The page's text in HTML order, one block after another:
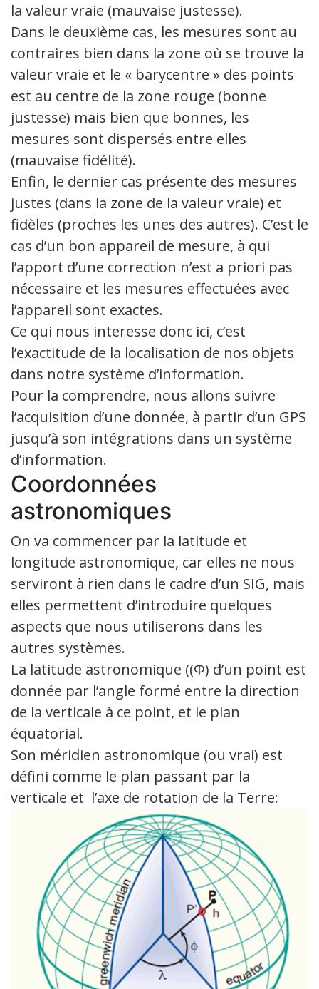
la valeur vraie (mauvaise justesse).
Dans le deuxième cas, les mesures sont au
contraires bien dans la zone où se trouve la
valeur vraie et le « barycentre » des points
est au centre de la zone rouge (bonne
justesse) mais bien que bonnes, les
mesures sont dispersés entre elles
(mauvaise fidélité).
Enfin, le dernier cas présente des mesures
justes (dans la zone de la valeur vraie) et
fidèles (proches les unes des autres). C’est le
cas d’un bon appareil de mesure, à qui
l’apport d’une correction n’est a priori pas
nécessaire et les mesures effectuées avec
l’appareil sont exactes.
Ce qui nous interesse donc ici, c’est
l’exactitude de la localisation de nos objets
dans notre système d’information.
Pour la comprendre, nous allons suivre
l’acquisition d’une donnée, à partir d’un GPS
jusqu’à son intégrations dans un système
d’information.
Coordonnées
astronomiques
On va commencer par la latitude et
longitude astronomique, car elles ne nous
serviront à rien dans le cadre d’un SIG, mais
elles permettent d’introduire quelques
aspects que nous utiliserons dans les
autres systèmes.
La latitude astronomique ((Φ) d’un point est
donnée par l’angle formé entre la direction
de la verticale à ce point, et le plan
équatorial.
Son méridien astronomique (ou vrai) est
défini comme le plan passant par la
verticale et l’axe de rotation de la Terre: